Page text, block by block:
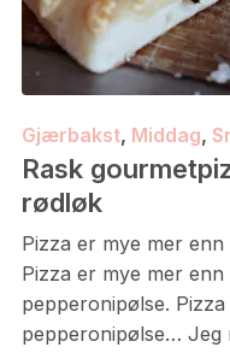
Gjærbakst, Middag,
Rask
rødløk
Pizza er mye mer
Pizza er mye mer enn
pepperonipølse.
pepperonipølse… Jeg